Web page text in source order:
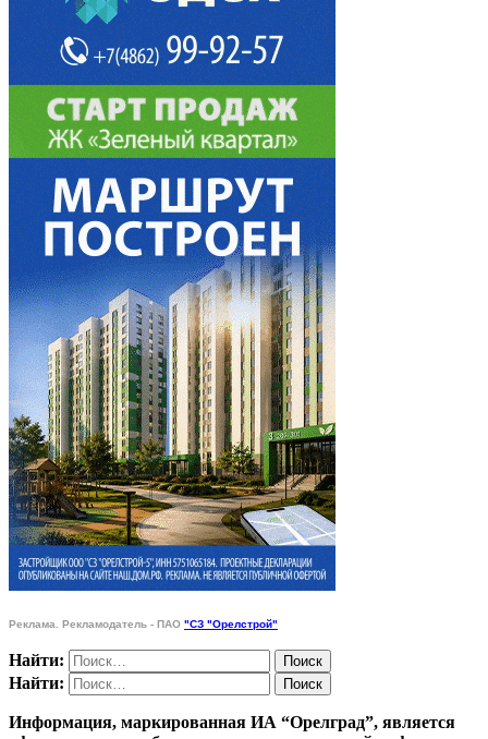
Реклама. Рекламодатель - ПАО "СЗ "Орелстрой"
Найти:
Найти:
Информация, маркированная ИА “Орелград”, является